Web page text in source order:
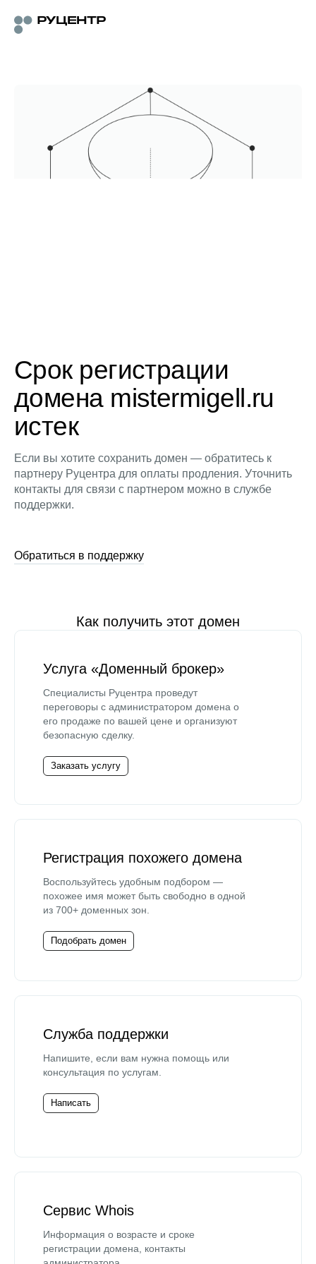
Срок регистрации
домена mistermigell.ru
истек
Если вы хотите сохранить домен — обратитесь к
партнеру Руцентра для оплаты продления. Уточнить
контакты для связи с партнером можно в службе
поддержки.
Обратиться в поддержку
Как получить этот домен
Услуга «Доменный брокер»
Специалисты Руцентра проведут
переговоры с администратором домена о
его продаже по вашей цене и организуют
безопасную сделку.
Заказать услугу
Регистрация похожего домена
Воспользуйтесь удобным подбором —
похожее имя может быть свободно в одной
из 700+ доменных зон.
Подобрать домен
Служба поддержки
Напишите, если вам нужна помощь или
консультация по услугам.
Написать
Сервис Whois
Информация о возрасте и сроке
регистрации домена, контакты